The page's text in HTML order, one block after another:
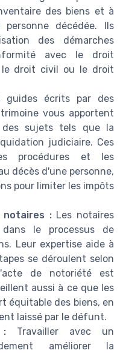
des biens et à
décédée. Ils
des démarches
avec le droit
le droit civil ou le droit
guides écrits par des
vous apportent
des sujets tels que la
judiciaire. Ces
procédures et les
décès d'une personne,
pour limiter les impôts
notaires :Les notaires
le processus de
Leur expertise aide à
se déroulent selon
de notoriété est
aussi à ce que les
équitable des biens, en
laissé par le défunt.
: Travailler avec un
améliorer la